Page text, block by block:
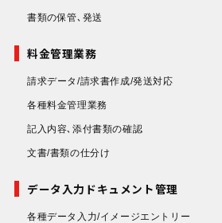
書類の保管､発送
料金管理業務
請求データ/請求書作成/発送対応
各種料金管理業務
記入内容､添付書類の確認
文書/書類の仕分け
データ入力ドキュメント管理
各種データ入力/イメージエントリー